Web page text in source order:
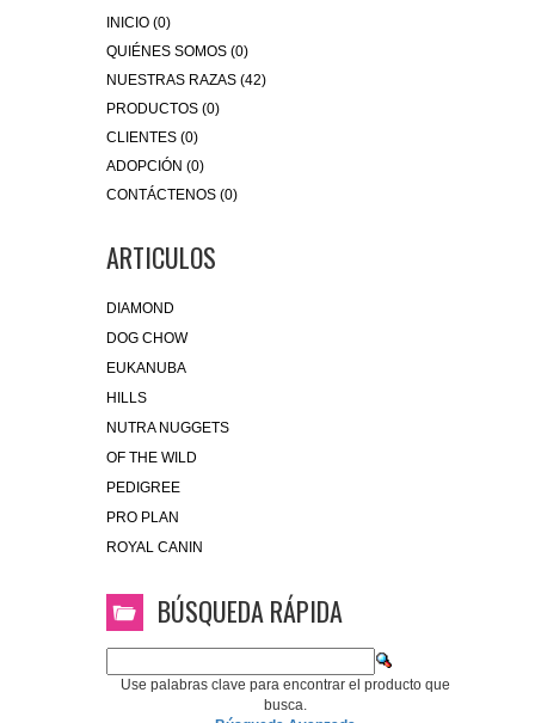
INICIO (0)
QUIÉNES SOMOS (0)
NUESTRAS RAZAS (42)
PRODUCTOS (0)
CLIENTES (0)
ADOPCIÓN (0)
CONTÁCTENOS (0)
ARTICULOS
DIAMOND
DOG CHOW
EUKANUBA
HILLS
NUTRA NUGGETS
OF THE WILD
PEDIGREE
PRO PLAN
ROYAL CANIN
BÚSQUEDA RÁPIDA
Use palabras clave para encontrar el producto que
busca.